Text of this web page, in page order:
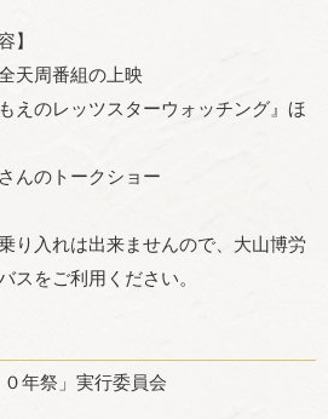
】
天周番組の上映
のレッツスターウォッチング』ほ
んのトークショー
り入れは出来ませんので、大山博労
スをご利用ください。
年祭」実行委員会